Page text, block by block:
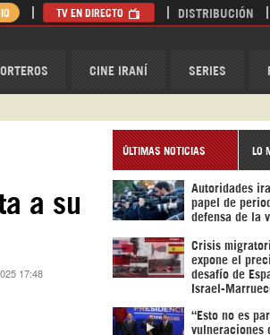
CINE IRANÍ SERIES
TV EN DIRECTO DISTRIBUCIÓN
a su
17:48
ÚLTIMAS NOTICIAS LO
Autoridades
papel de
defensa de la
Crisis
expone el
desafío de
Israel-
“Esto no es
vulneraciones